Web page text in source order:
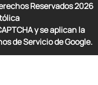
Reservados2026
y se aplican la
de Servicio de Google.